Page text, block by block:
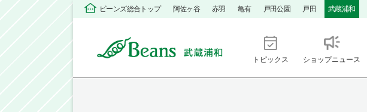
ビーンズ総合トップ 阿佐ヶ谷 赤羽 亀有 戸田公園 戸田 武蔵浦和
トピックス ショップニュース